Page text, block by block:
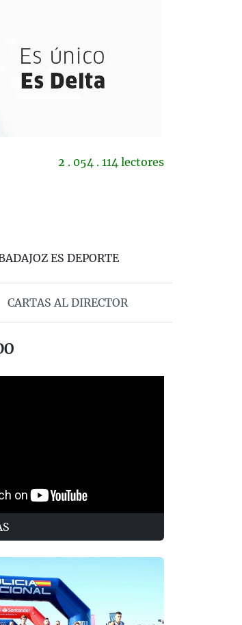
2 . 054 . 114 lectores
ES DEPORTE
CARTAS AL DIRECTOR